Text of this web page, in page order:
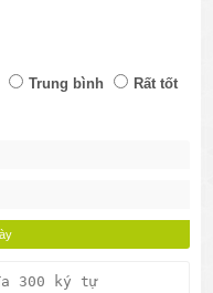
Trung bình
Rất tốt